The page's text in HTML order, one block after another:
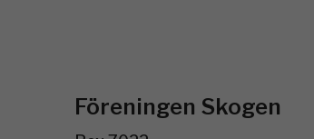
Föreningen Skogen